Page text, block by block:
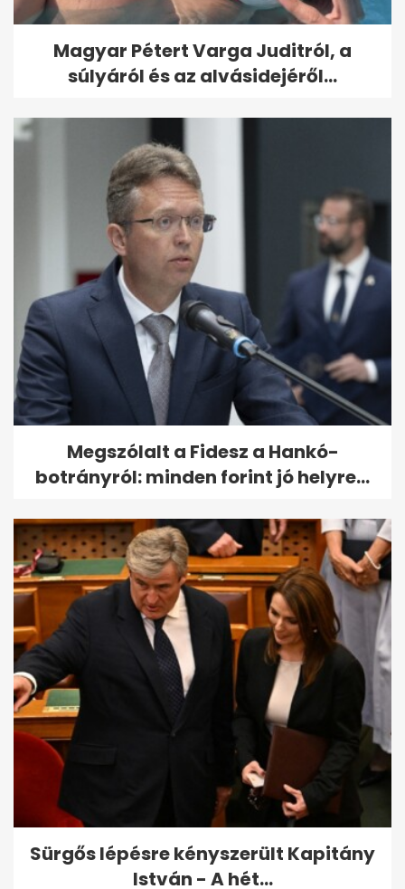
Magyar Pétert Varga Juditról, a
súlyáról és az alvásidejéről...
Megszólalt a Fidesz a Hankó-
botrányról: minden forint jó helyre...
Sürgős lépésre kényszerült Kapitány
István - A hét...